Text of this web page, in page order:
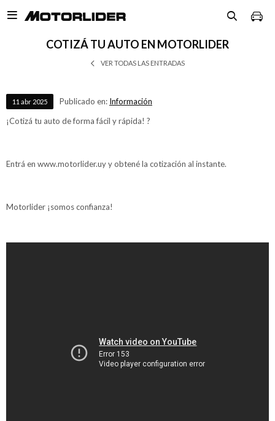

COTIZÁ TU AUTO EN MOTORLIDER
VER TODAS LAS ENTRADAS
11 abr 2025 Publicado en: Información
¡Cotizá tu auto de forma fácil y rápida! ?
Entrá en www.motorlider.uy y obtené la cotización al instante.
Motorlider ¡somos confianza!